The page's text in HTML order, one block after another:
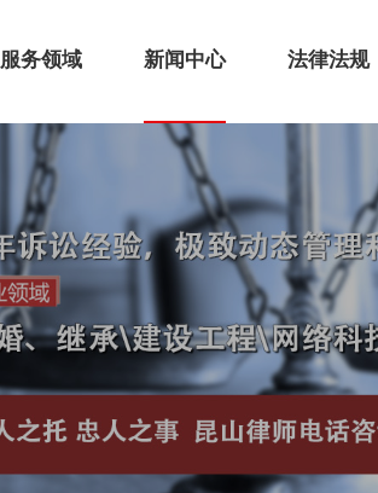
服务领域 新闻中心 法律法规